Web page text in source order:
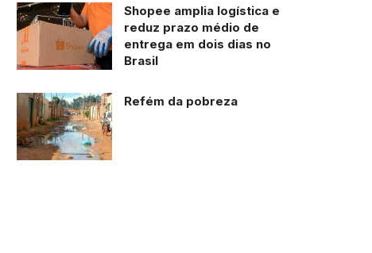
Shopee amplia logística e
reduz prazo médio de
entrega em dois dias no
Brasil
Refém da pobreza